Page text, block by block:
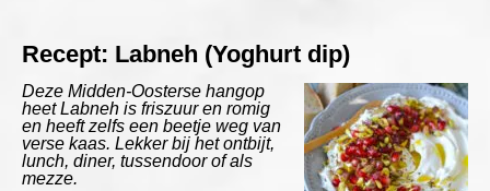
Recept: Labneh (Yoghurt dip)
Deze Midden-Oosterse hangop
heet Labneh is friszuur en romig
en heeft zelfs een beetje weg van
verse kaas. Lekker bij het ontbijt,
lunch, diner, tussendoor of als
mezze.